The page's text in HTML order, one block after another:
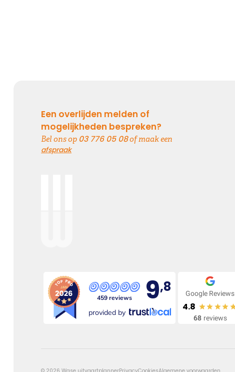
Een overlijden melden of
mogelijkheden bespreken?
Bel ons op 03 776 05 08of maak een
afspraak
459 reviews 9,8
provided by
Google Reviews
4.8
68 reviews